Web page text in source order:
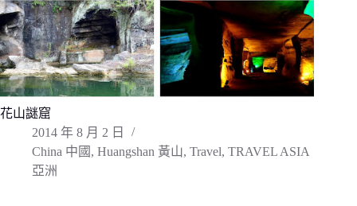
花山謎窟
2014 年 8 月 2 日
China 中國 , Huangshan 黃山, Travel, TRAVEL ASIA
亞洲